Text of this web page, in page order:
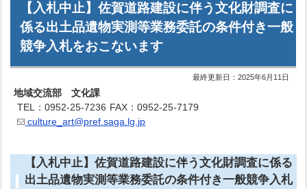
【入札中止】佐賀道路建設に伴う文化財調査に
係る出土品遺物実測等業務委託の条件付き一般
競争入札をおこないます
最終更新日：2025年6月11日
地域交流部 文化課
TEL：0952-25-7236 FAX：0952-25-7179
culture_art@pref.saga.lg.jp
【入札中止】佐賀道路建設に伴う文化財調査に係る
出土品遺物実測等業務委託の条件付き一般競争入札